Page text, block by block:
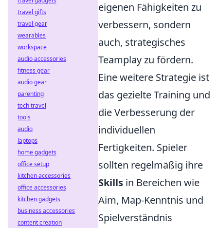
eigenen Fähigkeiten zu
verbessern, sondern
auch, strategisches
Teamplay zu fördern.
Eine weitere Strategie ist
das gezielte Training und
die Verbesserung der
individuellen
Fertigkeiten. Spieler
sollten regelmäßig ihre
Skills in Bereichen wie
Aim, Map-Kenntnis und
Spielverständnis
travel gifts
travel gear
wearables
workspace
audio accessories
fitness gear
audio gear
parenting
tech travel
tools
audio
laptops
home gadgets
office setup
kitchen accessories
office accessories
kitchen gadgets
business accessories
content creation